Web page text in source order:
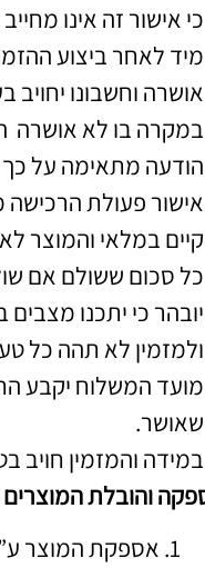
כי אישור זה אינו
מיד לאחר ביצוע
אושרה וחשבונו יחויב
במקרה בו לא אושרה
הודעה מתאימה על
אישור פעולת
קיים במלאי והמוצר
כל סכום ששולם אם
יובהר כי יתכנו
ולמזמין לא תהה כל
מועד המשלוח יקבע
שאושר.
במידה והמזמין
אספקת המוצר